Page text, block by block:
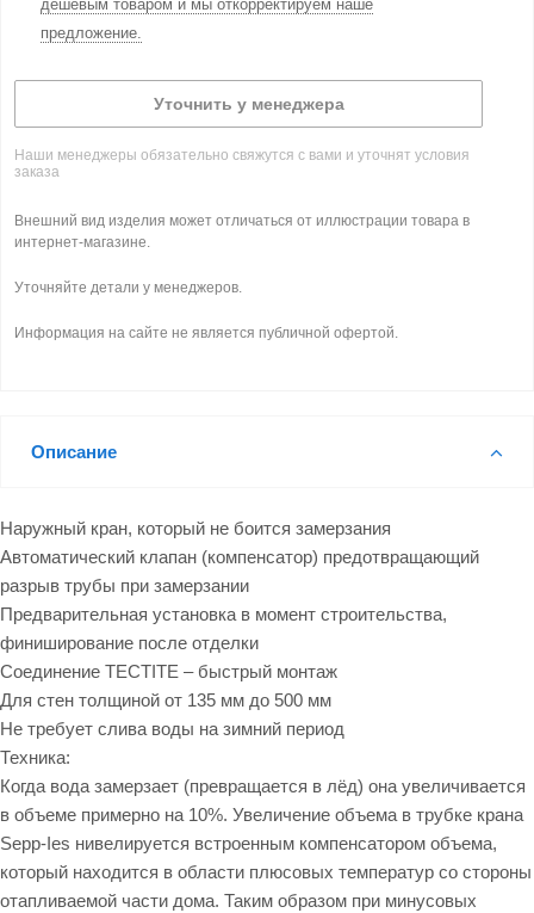
дешевым товаром и мы откорректируем наше
предложение.
Уточнить у менеджера
Наши менеджеры обязательно свяжутся с вами и уточнят условия
заказа
Внешний вид изделия может отличаться от иллюстрации товара в
интернет-магазине.
Уточняйте детали у менеджеров.
Информация на сайте не является публичной офертой.
Описание
Наружный кран, который не боится замерзания
Автоматический клапан (компенсатор) предотвращающий
разрыв трубы при замерзании
Предварительная установка в момент строительства,
финиширование после отделки
Соединение TECTITE – быстрый монтаж
Для стен толщиной от 135 мм до 500 мм
Не требует слива воды на зимний период
Техника:
Когда вода замерзает (превращается в лёд) она увеличивается
в объеме примерно на 10%. Увеличение объема в трубке крана
Sepp-Ies нивелируется встроенным компенсатором объема,
который находится в области плюсовых температур со стороны
отапливаемой части дома. Таким образом при минусовых